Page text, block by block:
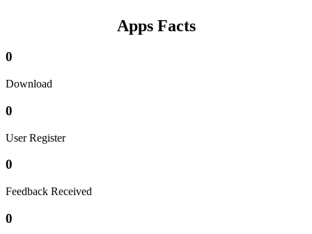
Apps Facts
0
Download
0
User Register
0
Feedback Received
0